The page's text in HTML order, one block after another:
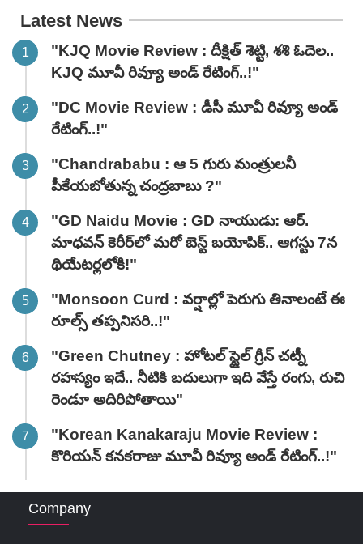
Latest News
"KJQ Movie Review : దీక్షిత్ శెట్టి, శశి ఓదెల..
KJQ మూవీ రివ్యూ అండ్ రేటింగ్‌..!"
"DC Movie Review : డీసీ మూవీ రివ్యూ అండ్
రేటింగ్‌..!"
"Chandrababu : ఆ 5 గురు మంత్రులనీ
పీకేయబోతున్న చంద్రబాబు ?"
"GD Naidu Movie : GD నాయుడు: ఆర్.
మాధవన్‌ కెరీర్‌లో మరో బెస్ట్ బయోపిక్.. ఆగస్టు 7న
థియేటర్లలోకి!"
"Monsoon Curd : వర్షాల్లో పెరుగు తినాలంటే ఈ
రూల్స్ తప్పనిసరి..!"
"Green Chutney : హోటల్ స్టైల్ గ్రీన్ చట్నీ
రహస్యం ఇదే.. నీటికి బదులుగా ఇది వేస్తే రంగు, రుచి
రెండూ అదిరిపోతాయి"
"Korean Kanakaraju Movie Review :
కొరియన్ కనకరాజు మూవీ రివ్యూ అండ్ రేటింగ్‌..!"
Company